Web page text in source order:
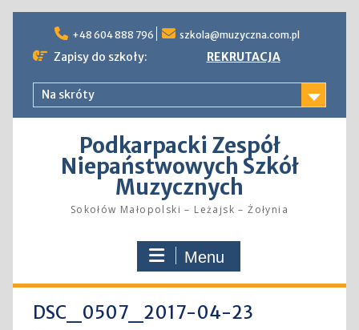
content
+48 604 888 796 szkola@muzyczna.com.pl
Zapisy do szkoły: REKRUTACJA
Na skróty
Podkarpacki Zespół
Niepaństwowych Szkół
Muzycznych
Sokołów Małopolski – Leżajsk – Żołynia
Menu
DSC_0507_2017-04-23